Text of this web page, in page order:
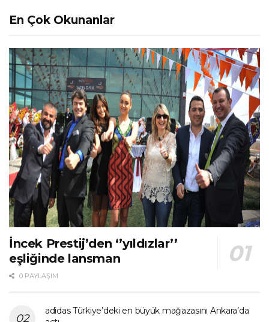
En Çok Okunanlar
İncek Prestij’den ‘’yıldızlar’’
eşliğinde lansman
0 PAYLAŞIM
adidas Türkiye’deki en büyük mağazasını Ankara’da